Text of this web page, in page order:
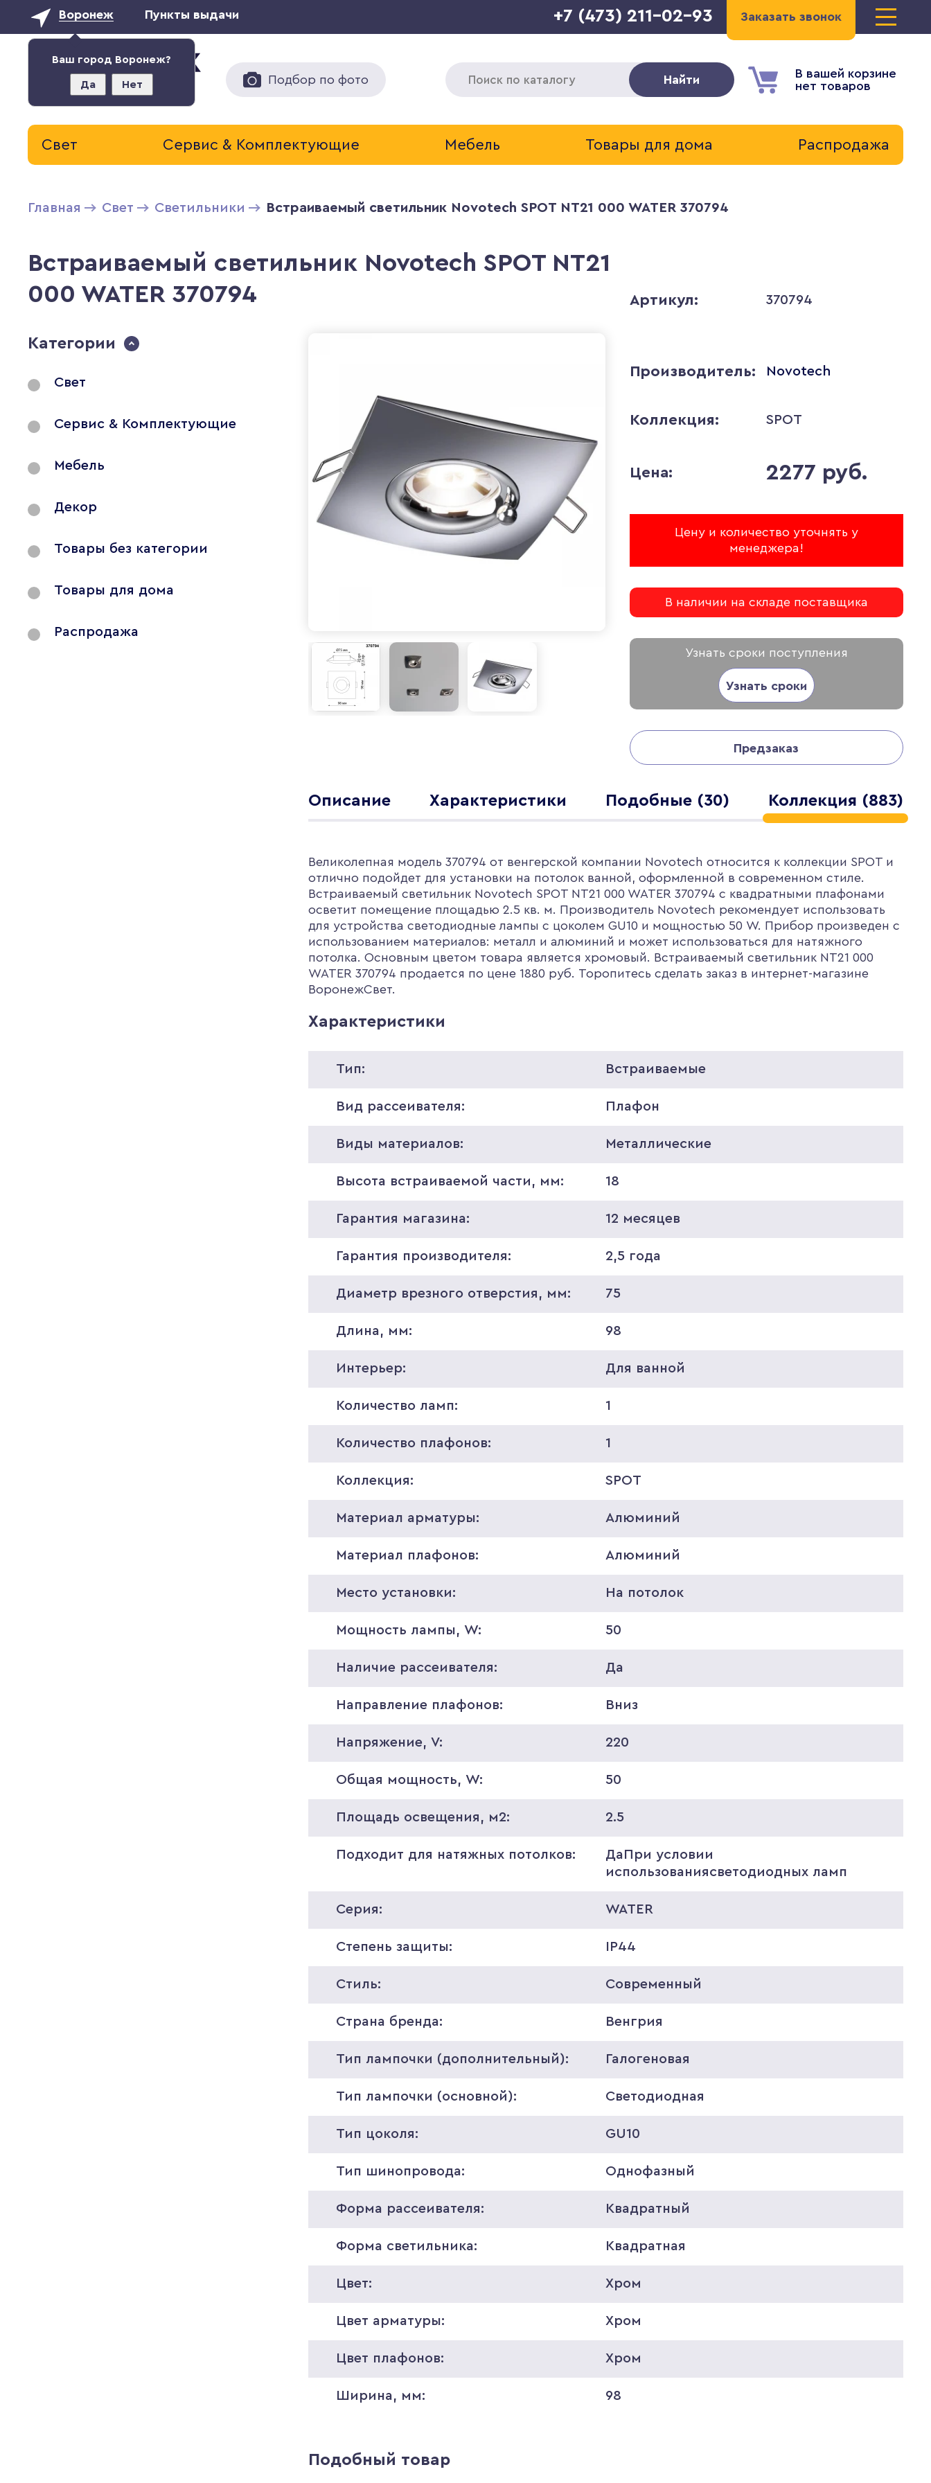
Воронеж
Ваш город Воронеж?
Да Нет
Пункты выдачи Заказать звонок
+7 (473) 211-02-93
Подбор по фото
В вашей корзине
нет товаров
Найти
Свет Сервис & Комплектующие Мебель Товары для дома Распродажа
Главная Свет Светильники Встраиваемый светильник Novotech SPOT NT21 000 WATER 370794
Встраиваемый светильник Novotech SPOT NT21
000 WATER 370794
Категории
Свет
Сервис & Комплектующие
Мебель
Декор
Товары без категории
Товары для дома
Распродажа
Артикул: 370794
Производитель: Novotech
Коллекция: SPOT
Цена: 2277 руб.
Цену и количество уточнять у
менеджера!
В наличии на складе поставщика
Узнать сроки поступления
Узнать сроки
Предзаказ
Описание Характеристики Подобные (30) Коллекция (883)
Великолепная модель 370794 от венгерской компании Novotech относится к коллекции SPOT и
отлично подойдет для установки на потолок ванной, оформленной в современном стиле.
Встраиваемый светильник Novotech SPOT NT21 000 WATER 370794 с квадратными плафонами
осветит помещение площадью 2.5 кв. м. Производитель Novotech рекомендует использовать
для устройства светодиодные лампы с цоколем GU10 и мощностью 50 W. Прибор произведен с
использованием материалов: металл и алюминий и может использоваться для натяжного
потолка. Основным цветом товара является хромовый. Встраиваемый светильник NT21 000
WATER 370794 продается по цене 1880 руб. Торопитесь сделать заказ в интернет-магазине
ВоронежСвет.
Характеристики
Тип: Встраиваемые
Вид рассеивателя: Плафон
Виды материалов: Металлические
Высота встраиваемой части, мм: 18
Гарантия магазина: 12 месяцев
Гарантия производителя: 2,5 года
Диаметр врезного отверстия, мм: 75
Длина, мм: 98
Интерьер: Для ванной
Количество ламп: 1
Количество плафонов: 1
Коллекция: SPOT
Материал арматуры: Алюминий
Материал плафонов: Алюминий
Место установки: На потолок
Мощность лампы, W: 50
Наличие рассеивателя: Да
Направление плафонов: Вниз
Напряжение, V: 220
Общая мощность, W: 50
Площадь освещения, м2: 2.5
Подходит для натяжных потолков:
ДаПри условии
использованиясветодиодных ламп
Серия: WATER
Степень защиты: IP44
Стиль: Современный
Страна бренда: Венгрия
Тип лампочки (дополнительный): Галогеновая
Тип лампочки (основной): Светодиодная
Тип цоколя: GU10
Тип шинопровода: Однофазный
Форма рассеивателя: Квадратный
Форма светильника: Квадратная
Цвет: Хром
Цвет арматуры: Хром
Цвет плафонов: Хром
Ширина, мм: 98
Подобный товар